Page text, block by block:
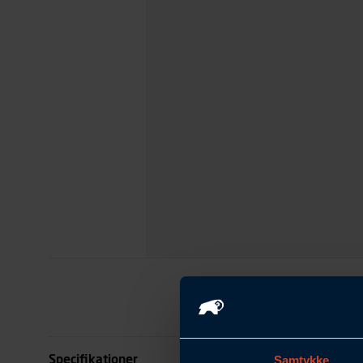
Specifikationer